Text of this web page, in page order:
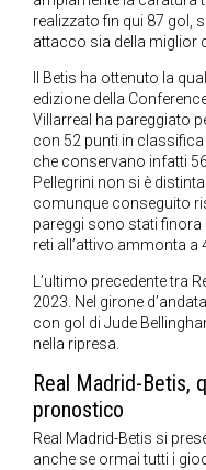
realizzato fin qui 87 gol,
attacco sia della miglior
Il Betis ha ottenuto la
edizione della
Villarreal ha pareggiato
con 52 punti in
che conservano infatti
Pellegrini non si è
comunque conseguito
pareggi sono stati finora
reti all’attivo ammonta a
L’ultimo precedente tra
2023. Nel girone
con gol di Jude
nella ripresa.
Real Madrid-Betis,
pronostico
Real Madrid-Betis si
anche se ormai tutti i